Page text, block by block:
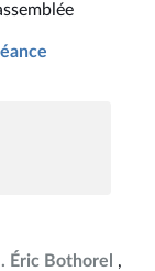
Éric Bothorel